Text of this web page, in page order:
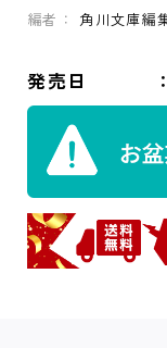
編者： 角川文庫編
発売日